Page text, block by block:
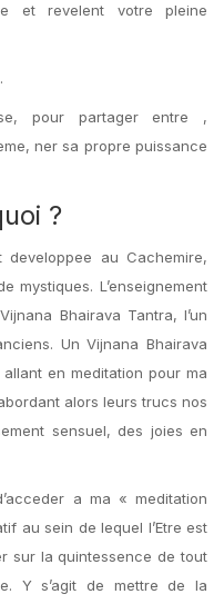
et revelent votre pleine
pour partager entre ,
ner sa propre puissance
?
developpee au Cachemire,
mystiques. L’enseignement
Bhairava Tantra, l’un
Un Vijnana Bhairava
en meditation pour ma
alors leurs trucs nos
sensuel, des joies en
a ma « meditation
au sein de lequel l’Etre est
sur la quintessence de tout
Y s’agit de mettre de la